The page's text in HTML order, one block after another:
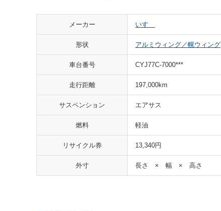
メーカー いすゞ
形状 アルミウィング／幌ウィング
車台番号 CYJ77C-7000***
走行距離 197,000km
サスペンション エアサス
燃料 軽油
リサイクル券 13,340円
外寸 長さ × 幅 × 高さ